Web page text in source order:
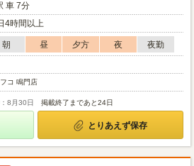
車 7分
4時間以上
朝 昼 夕方 夜
夜勤
コ 鳴門店
8月30日 掲載終了まであと24日
とりあえず保存